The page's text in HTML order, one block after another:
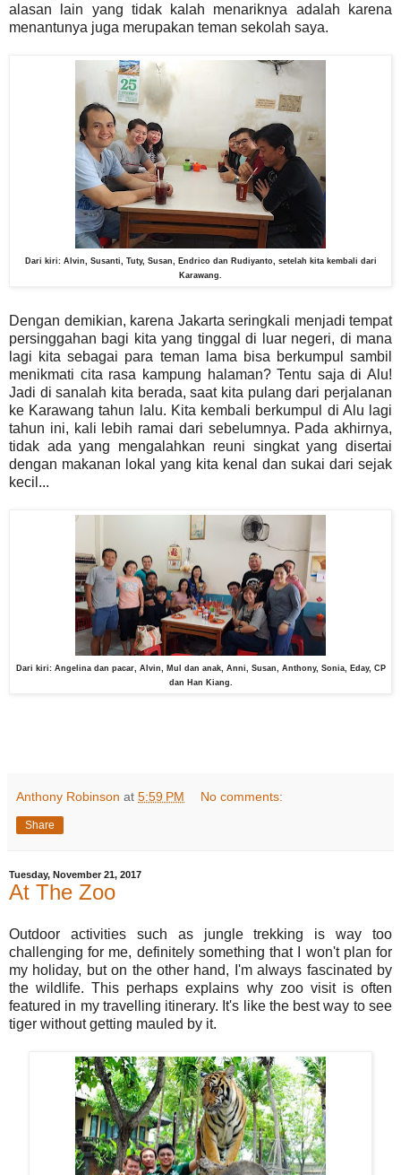
alasan lain yang tidak kalah menariknya adalah karena
menantunya juga merupakan teman sekolah saya.
Dari kiri: Alvin, Susanti, Tuty, Susan, Endrico dan Rudiyanto, setelah kita kembali dari
Karawang.
Dengan demikian, karena Jakarta seringkali menjadi tempat
persinggahan bagi kita yang tinggal di luar negeri, di mana
lagi kita sebagai para teman lama bisa berkumpul sambil
menikmati cita rasa kampung halaman? Tentu saja di Alu!
Jadi di sanalah kita berada, saat kita pulang dari perjalanan
ke Karawang tahun lalu. Kita kembali berkumpul di Alu lagi
tahun ini, kali lebih ramai dari sebelumnya. Pada akhirnya,
tidak ada yang mengalahkan reuni singkat yang disertai
dengan makanan lokal yang kita kenal dan sukai dari sejak
kecil...
Dari kiri: Angelina dan pacar, Alvin, Mul dan anak, Anni, Susan, Anthony, Sonia, Eday, CP
dan Han Kiang.
Anthony Robinson at 5:59 PM No comments:
Share
Tuesday, November 21, 2017
At The Zoo
Outdoor activities such as jungle trekking is way too
challenging for me, definitely something that I won't plan for
my holiday, but on the other hand, I'm always fascinated by
the wildlife. This perhaps explains why zoo visit is often
featured in my travelling itinerary. It's like the best way to see
tiger without getting mauled by it.